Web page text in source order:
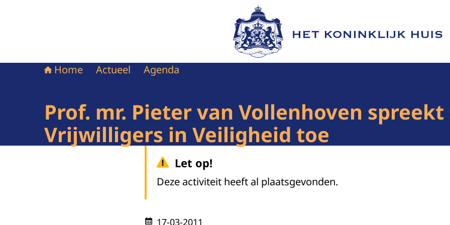
Naar de homepage van Het Koninklijk Huis
Home Actueel Agenda
Prof. mr. Pieter van Vollenhoven
Vrijwilligers in Veiligheid toe
Let op!
Deze activiteit heeft al plaatsgevonden.
17-03-2011